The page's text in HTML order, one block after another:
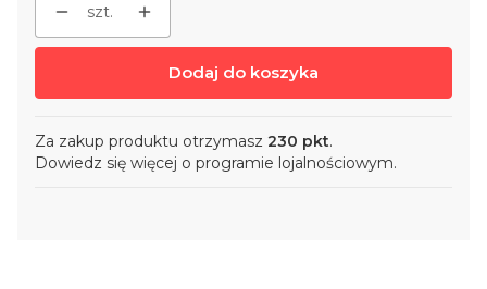
szt.
Dodaj do koszyka
Za zakup produktu otrzymasz 230 pkt.
Dowiedz się więcej o programie lojalnościowym.